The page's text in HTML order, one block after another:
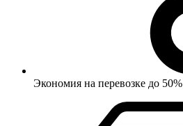
Экономия на перевозке до 50%